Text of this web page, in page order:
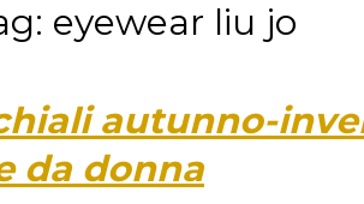
eyewear liu jo
autunno-
da donna